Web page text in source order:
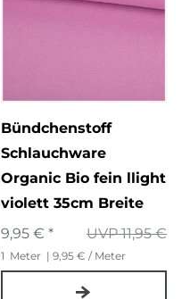
Bündchenstoff
Schlauchware
Organic Bio fein llight
violett 35cm Breite
UVP 11,95 €
9,95 € *
1 Meter | 9,95 € / Meter